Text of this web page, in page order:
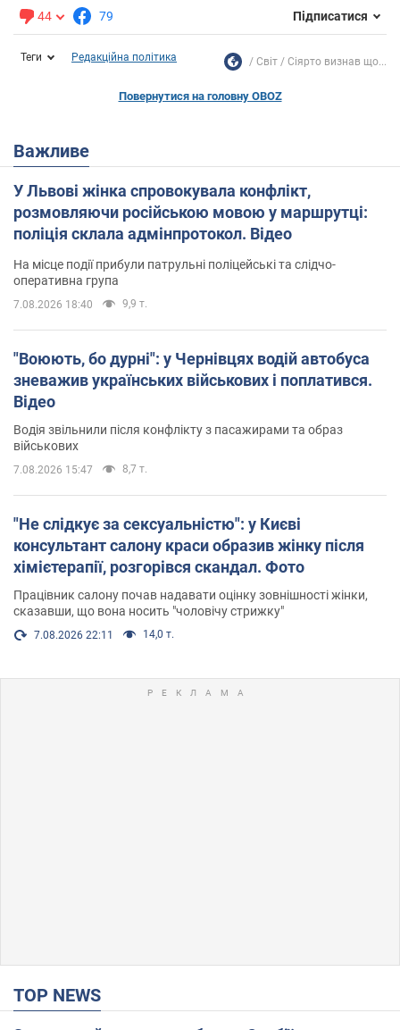
44 79 Підписатися
Теги Редакційна політика Світ Сіярто визнав що...
Повернутися на головну OBOZ
Важливе
У Львові жінка спровокувала конфлікт,
розмовляючи російською мовою у маршрутці:
поліція склала адмінпротокол. Відео
На місце події прибули патрульні поліцейські та слідчо-
оперативна група
7.08.2026 18:40 9,9 т.
"Воюють, бо дурні": у Чернівцях водій автобуса
зневажив українських військових і поплатився.
Відео
Водія звільнили після конфлікту з пасажирами та образ
військових
7.08.2026 15:47 8,7 т.
"Не слідкує за сексуальністю": у Києві
консультант салону краси образив жінку після
хімієтерапії, розгорівся скандал. Фото
Працівник салону почав надавати оцінку зовнішності жінки,
сказавши, що вона носить "чоловічу стрижку"
7.08.2026 22:11 14,0 т.
TOP NEWS